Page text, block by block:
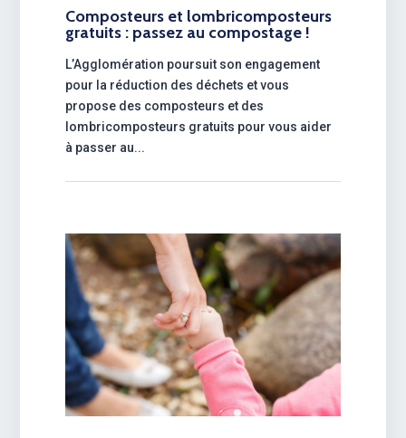
Composteurs et lombricomposteurs
gratuits : passez au compostage !
L’Agglomération poursuit son engagement
pour la réduction des déchets et vous
propose des composteurs et des
lombricomposteurs gratuits pour vous aider
à passer au...